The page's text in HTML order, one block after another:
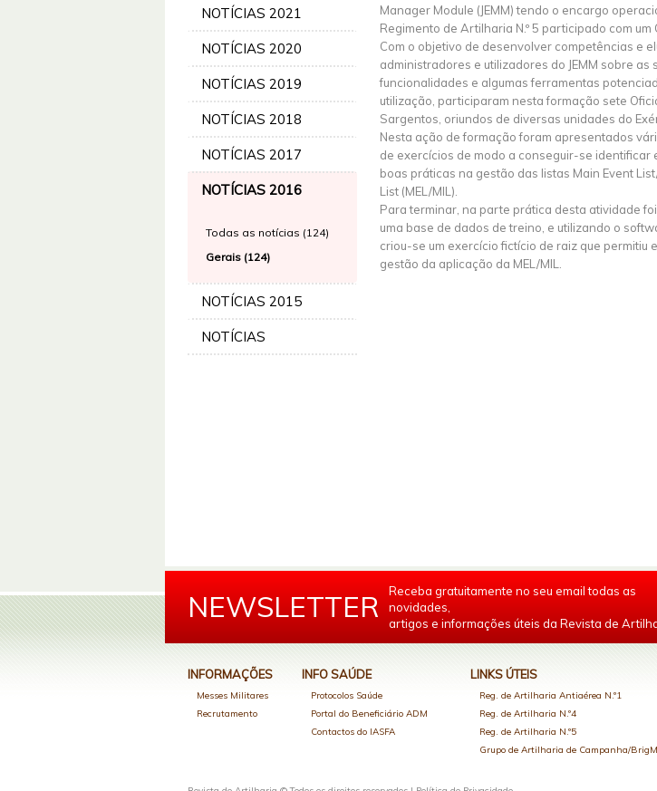
NOTÍCIAS 2021
NOTÍCIAS 2020
NOTÍCIAS 2019
NOTÍCIAS 2018
NOTÍCIAS 2017
NOTÍCIAS 2016
Todas as notícias (124)
Gerais (124)
NOTÍCIAS 2015
NOTÍCIAS
Manager Module (JEMM) tendo o encargo
Regimento de Artilharia N.º 5 participado com um
Com o objetivo de desenvolver competências e
administradores e utilizadores do JEMM sobre as
funcionalidades e algumas ferramentas
utilização, participaram nesta formação sete
Sargentos, oriundos de diversas unidades do
Nesta ação de formação foram apresentados
de exercícios de modo a conseguir-se identificar
boas práticas na gestão das listas Main Event
List (MEL/MIL).
Para terminar, na parte prática desta atividade
uma base de dados de treino, e utilizando o
criou-se um exercício fictício de raiz que permitiu
gestão da aplicação da MEL/MIL.
NEWSLETTER
Receba gratuitamente no seu email todas as
novidades,
artigos e informações úteis da Revista de
INFORMAÇÕES
Messes Militares
Recrutamento
INFO SAÚDE
Protocolos Saúde
Portal do Beneficiário ADM
Contactos do IASFA
LINKS ÚTEIS
Reg. de Artilharia Antiaérea N.º1
Reg. de Artilharia N.º4
Reg. de Artilharia N.º5
Grupo de Artilharia de Campanha/